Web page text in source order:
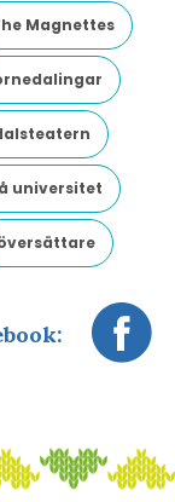
Magnettes
universitet